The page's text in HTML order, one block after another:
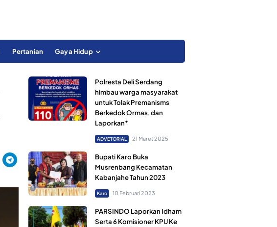
Pertanian Gaya Hidup
Polresta Deli Serdang
himbau warga masyarakat
untuk Tolak Premanisms
Berkedok Ormas, dan
Laporkan*
ADVETORIAL 21 Maret 2025
Bupati Karo Buka
Musrenbang Kecamatan
Kabanjahe Tahun 2023
Karo 10 Februari 2023
PARSINDO Laporkan Idham
Serta 6 Komisioner KPU Ke